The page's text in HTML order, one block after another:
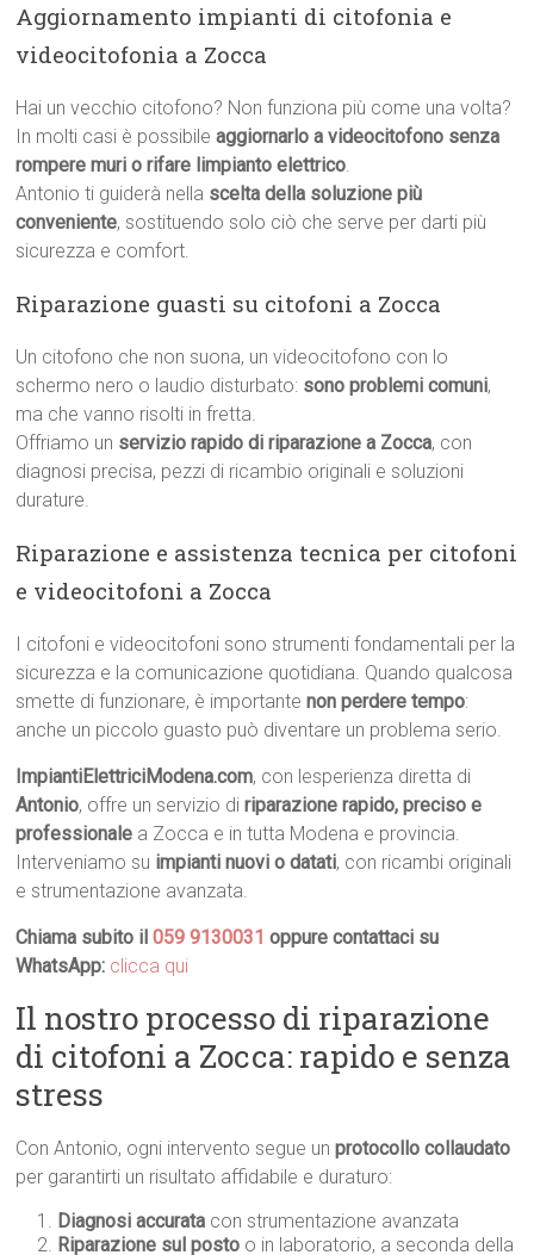
Aggiornamento impianti di citofonia e
videocitofonia a Zocca
Hai un vecchio citofono? Non funziona più come una volta?
In molti casi è possibileaggiornarlo a videocitofono senza
rompere muri o rifare limpianto elettrico.
Antonio ti guiderà nella scelta della soluzione più
conveniente, sostituendo solo ciò che serve per darti più
sicurezza e comfort.
Riparazione guasti su citofoni a Zocca
Un citofono che non suona, un videocitofono con lo
schermo nero o laudio disturbato: sono problemi comuni,
ma che vanno risolti in fretta.
Offriamo un servizio rapido di riparazione a Zocca, con
diagnosi precisa, pezzi di ricambio originali e soluzioni
durature.
Riparazione e assistenza tecnica per citofoni
e videocitofoni a Zocca
I citofoni e videocitofoni sono strumenti fondamentali per la
sicurezza e la comunicazione quotidiana. Quando qualcosa
smette di funzionare, è importantenon perdere tempo:
anche un piccolo guasto può diventare un problema serio.
ImpiantiElettriciModena.com, con lesperienza diretta di
Antonio, offre un servizio diriparazione rapido, preciso e
professionale a Zocca e in tutta Modena e provincia.
Interveniamo su impianti nuovi o datati, con ricambi originali
e strumentazione avanzata.
Chiama subito il059 9130031 oppure contattaci su
WhatsApp: clicca qui
Il nostro processo di riparazione
di citofoni a Zocca: rapido e senza
stress
Con Antonio, ogni intervento segue unprotocollo collaudato
per garantirti un risultato affidabile e duraturo:
Diagnosi accurata con strumentazione avanzata
Riparazione sul posto o in laboratorio, a seconda della